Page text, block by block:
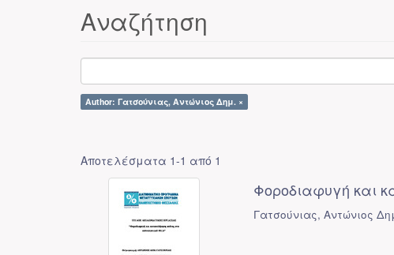
Αναζήτηση
Author: Γατσούνιας, Αντώνιος Δημ. ×
Αποτελέσματα 1-1 από 1
Φοροδιαφυγή και
Γατσούνιας, Αντώνιος